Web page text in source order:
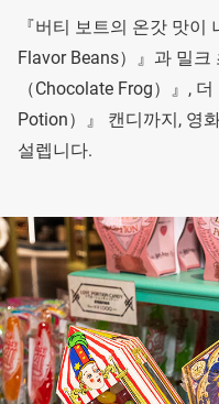
『버티 보트의 온갓 맛이
Flavor Beans）』과 밀
（Chocolate Frog）』,
Potion）』 캔디까지, 영
설렙니다.